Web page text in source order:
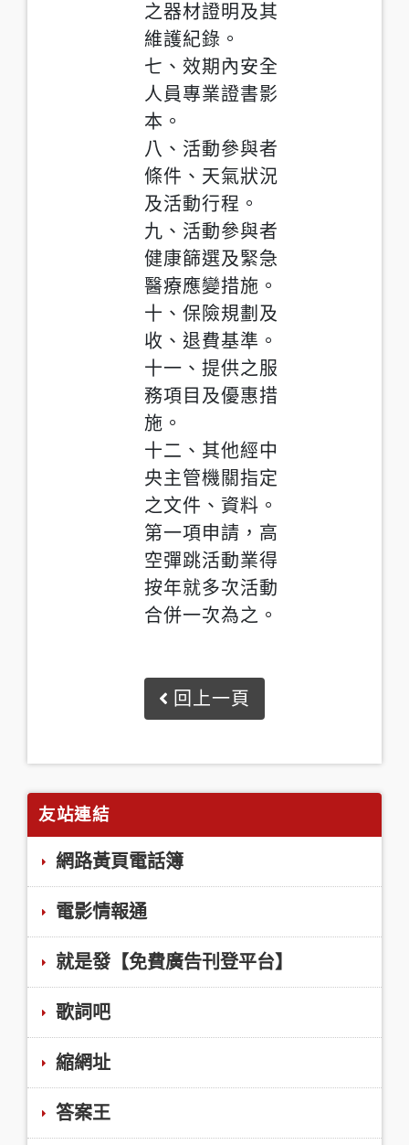
之器材證明及其
維護紀錄。
七、效期內安全
人員專業證書影
本。
八、活動參與者
條件、天氣狀況
及活動行程。
九、活動參與者
健康篩選及緊急
醫療應變措施。
十、保險規劃及
收、退費基準。
十一、提供之服
務項目及優惠措
施。
十二、其他經中
央主管機關指定
之文件、資料。
第一項申請，高
空彈跳活動業得
按年就多次活動
合併一次為之。
回上一頁
友站連結
網路黃頁電話簿
電影情報通
就是發【免費廣告刊登平台】
歌詞吧
縮網址
答案王